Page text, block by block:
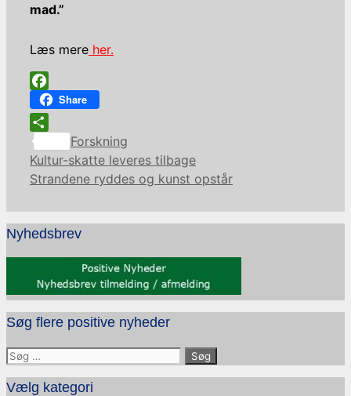
mad.”
Læs mere her.
Facebook
Share
Share
Kategorier
Forskning
Kultur-skatte leveres tilbage
Strandene ryddes og kunst opstår
Nyhedsbrev
Søg flere positive nyheder
Søg
efter:
Vælg kategori